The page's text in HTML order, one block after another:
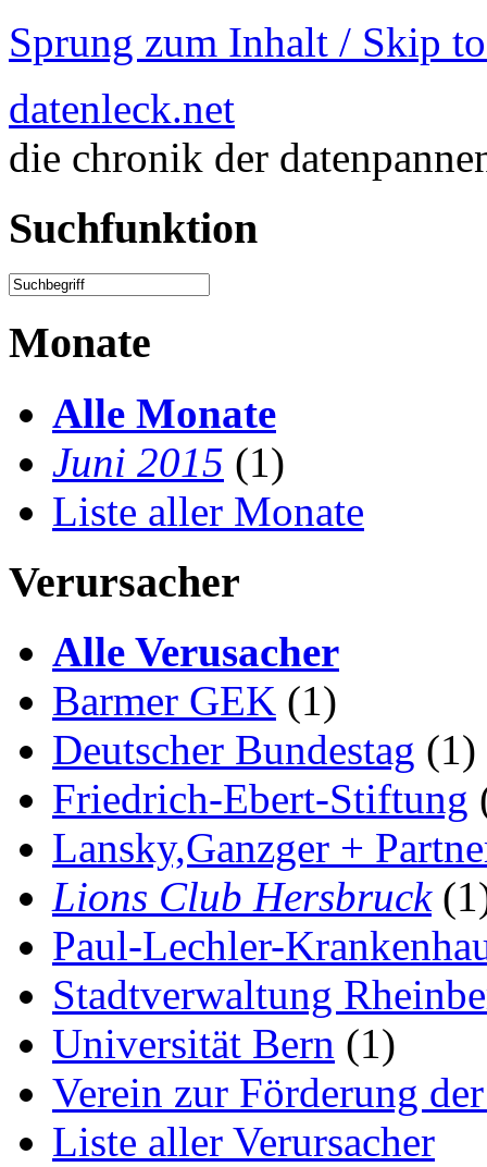
Sprung zum Inhalt / Skip
datenleck.net
die chronik der
Suchfunktion
Monate
Alle Monate
Juni 2015 (1)
Liste aller Monate
Verursacher
Alle Verusacher
Barmer GEK (1)
Deutscher Bundestag (1)
Friedrich-Ebert-Stiftung
Lansky,Ganzger +
Lions Club Hersbruck
Paul-Lechler-
Stadtverwaltung
Universität Bern (1)
Verein zur Förderung
Liste aller Verursacher